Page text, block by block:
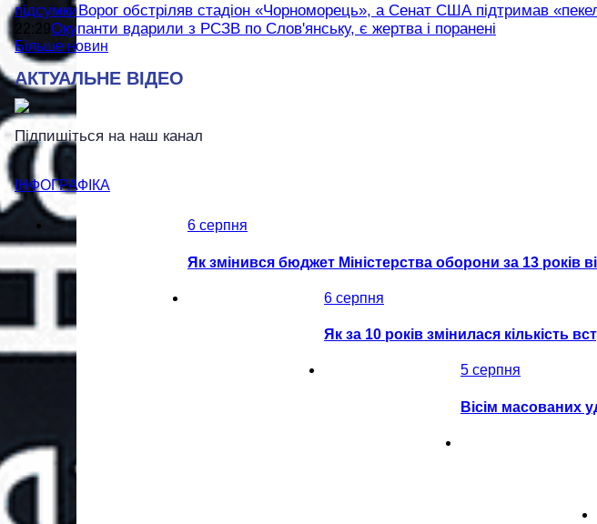
підсумки Ворог обстріляв стадіон «Чорноморець», а Сенат США підтримав
22:29Окупанти вдарили з РСЗВ по Слов'янську, є жертва і поранені
Більше новин
АКТУАЛЬНЕ ВІДЕО
Підпишіться на наш канал
ІНФОГРАФІКА
6 серпня
Як змінився бюджет Міністерства оборони за 13 років
6 серпня
Як за 10 років змінилася кількість
5 серпня
Вісім масованих